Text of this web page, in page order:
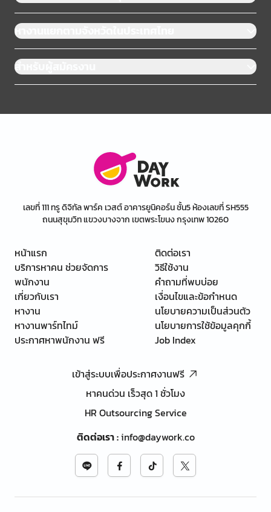
หางานแยกตามจังหวัดในประเทศไทย
สำหรับผู้สมัครงาน
เลขที่ 111 ทรู ดิจิทัล พาร์ค เวสต์ อาคารยูนิคอร์น ชั้น5 ห้องเลขที่ SH555
ถนนสุขุมวิท แขวงบางจาก เขตพระโขนง กรุงเทพ 10260
หน้าแรก
บริการหาคน ช่วยจัดการ
พนักงาน
เกี่ยวกับเรา
หางาน
หางานพาร์ทไทม์
ประกาศหาพนักงาน ฟรี
ติดต่อเรา
วิธีใช้งาน
คำถามที่พบบ่อย
เงื่อนไขและข้อกำหนด
นโยบายความเป็นส่วนตัว
นโยบายการใช้ข้อมูลคุกกี้
Job Index
เข้าสู่ระบบเพื่อประกาศงานฟรี
หาคนด่วน เร็วสุด 1 ชั่วโมง
HR Outsourcing Service
ติดต่อเรา:info@daywork.co